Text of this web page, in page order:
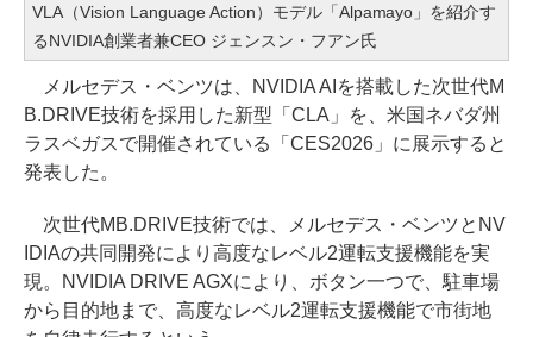
VLA（Vision Language Action）モデル「Alpamayo」を紹介す
るNVIDIA創業者兼CEO ジェンスン・フアン氏
メルセデス・ベンツは、NVIDIA AIを搭載した次世代M
B.DRIVE技術を採用した新型「CLA」を、米国ネバダ州
ラスベガスで開催されている「CES2026」に展示すると
発表した。
次世代MB.DRIVE技術では、メルセデス・ベンツとNV
IDIAの共同開発により高度なレベル2運転支援機能を実
現。NVIDIA DRIVE AGXにより、ボタン一つで、駐車場
から目的地まで、高度なレベル2運転支援機能で市街地